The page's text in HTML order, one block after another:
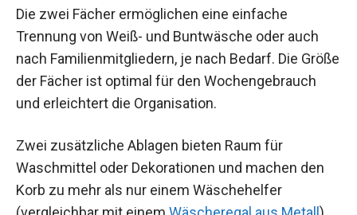
Die zwei Fächer ermöglichen eine einfache
Trennung von Weiß- und Buntwäsche oder auch
nach Familienmitgliedern, je nach Bedarf. Die Größe
der Fächer ist optimal für den Wochengebrauch
und erleichtert die Organisation.
Zwei zusätzliche Ablagen bieten Raum für
Waschmittel oder Dekorationen und machen den
Korb zu mehr als nur einem Wäschehelfer